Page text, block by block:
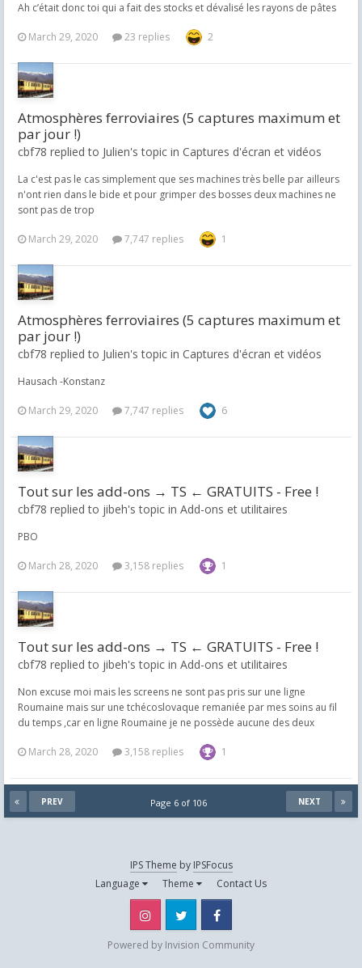
Ah c’était donc toi qui a fait des stocks et dévalisé les rayons de pâtes
March 29, 2020 23 replies 2
Atmosphères ferroviaires (5 captures maximum et
par jour !)
cbf78 replied to Julien's topic in Captures d'écran et vidéos
La c'est pas le cas simplement que ses machines très belle par ailleurs
n'ont rien dans le bide et pour grimper des bosses deux machines ne
sont pas de trop
March 29, 2020 7,747 replies 1
Atmosphères ferroviaires (5 captures maximum et
par jour !)
cbf78 replied to Julien's topic in Captures d'écran et vidéos
Hausach -Konstanz
March 29, 2020 7,747 replies 6
Tout sur les add-ons → TS ← GRATUITS - Free !
cbf78 replied to jibeh's topic in Add-ons et utilitaires
PBO
March 28, 2020 3,158 replies 1
Tout sur les add-ons → TS ← GRATUITS - Free !
cbf78 replied to jibeh's topic in Add-ons et utilitaires
Non excuse moi mais les screens ne sont pas pris sur une ligne
Roumaine mais sur une tchécoslovaque remaniée par mes soins au fil
du temps ,car en ligne Roumaine je ne possède aucune des deux
March 28, 2020 3,158 replies 1
PREV NEXT
Page 6 of 106
IPS Theme by IPSFocus
Language
Theme Contact Us
Instagram Twitter
Powered by Invision Community